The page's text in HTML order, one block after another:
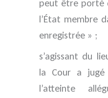
peut être porté
l’État membre
enregistrée » ;
s’agissant du
la Cour a
l’atteinte